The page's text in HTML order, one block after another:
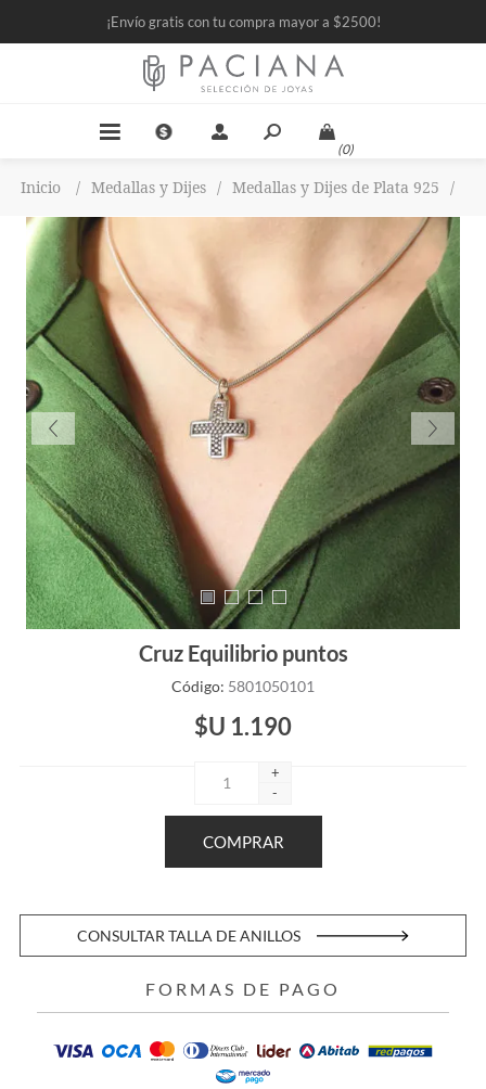
¡Envío gratis con tu compra mayor a $2500!
(0)
Inicio / Medallas y Dijes / Medallas y Dijes de Plata 925 /
Cruz Equilibrio puntos
Código: 5801050101
$U 1.190
+
-
CONSULTAR TALLA DE ANILLOS
FORMAS DE PAGO